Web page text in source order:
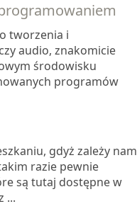
tworzenia i
audio, znakomicie
środowisku
programów
gdyż zależy nam
razie pewnie
są tutaj dostępne w
...